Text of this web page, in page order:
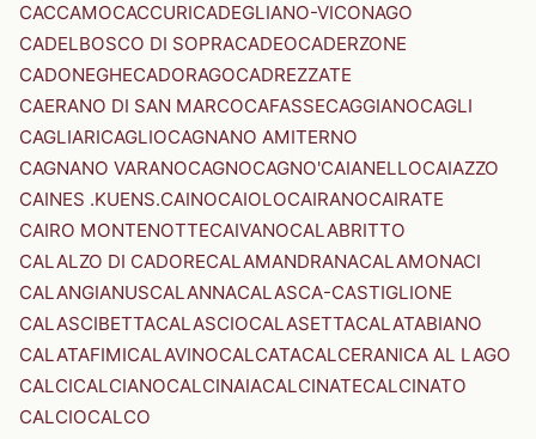
CACCAMOCACCURICADEGLIANO-VICONAGO
CADELBOSCO DI SOPRACADEOCADERZONE
CADONEGHECADORAGOCADREZZATE
CAERANO DI SAN MARCOCAFASSECAGGIANOCAGLI
CAGLIARICAGLIOCAGNANO AMITERNO
CAGNANO VARANOCAGNOCAGNO'CAIANELLOCAIAZZO
CAINES .KUENS.CAINOCAIOLOCAIRANOCAIRATE
CAIRO MONTENOTTECAIVANOCALABRITTO
CALALZO DI CADORECALAMANDRANACALAMONACI
CALANGIANUSCALANNACALASCA-CASTIGLIONE
CALASCIBETTACALASCIOCALASETTACALATABIANO
CALATAFIMICALAVINOCALCATACALCERANICA AL LAGO
CALCICALCIANOCALCINAIACALCINATECALCINATO
CALCIOCALCO